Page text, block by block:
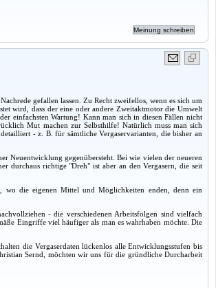
gefallen lassen. Zu Recht zweifellos, wenn es sich um
wird, dass der eine oder andere Zweitaktmotor die Umwelt
einfachsten Wartung! Kann man sich in diesen Fällen nicht
Mut machen zur Selbsthilfe! Natürlich muss man sich
- z. B. für sämtliche Vergaservarianten, die bisher an
Neuentwicklung gegenübersteht. Bei wie vielen der neueren
durchaus richtige "Dreh" ist aber an den Vergasern, die seit
wo die eigenen Mittel und Möglichkeiten enden, denn ein
- die verschiedenen Arbeitsfolgen sind vielfach
Eingriffe viel häufiger als man es wahrhaben möchte. Die
die Vergaserdaten lückenlos alle Entwicklungsstufen bis
Sernd, möchten wir uns für die gründliche Durcharbeit